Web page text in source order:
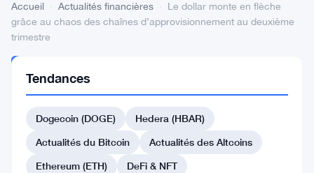
Accueil Actualités financières
Le dollar monte en flèche
grâce au chaos des chaînes d’approvisionnement au deuxième
trimestre
FINANCIÈRES
dollar
monte
Tendances
Dogecoin (DOGE)
Hedera (HBAR)
Actualités du Bitcoin
Actualités des Altcoins
Ethereum (ETH)
DeFi & NFT